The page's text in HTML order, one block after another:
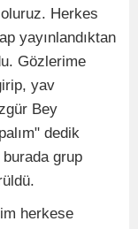
oluruz. Herkes
yayınlandıktan
Gözlerime
yav
Bey
dedik
grup
herkese